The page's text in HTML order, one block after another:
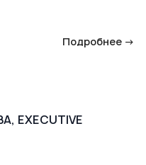
Подробнее →
EXECUTIVE